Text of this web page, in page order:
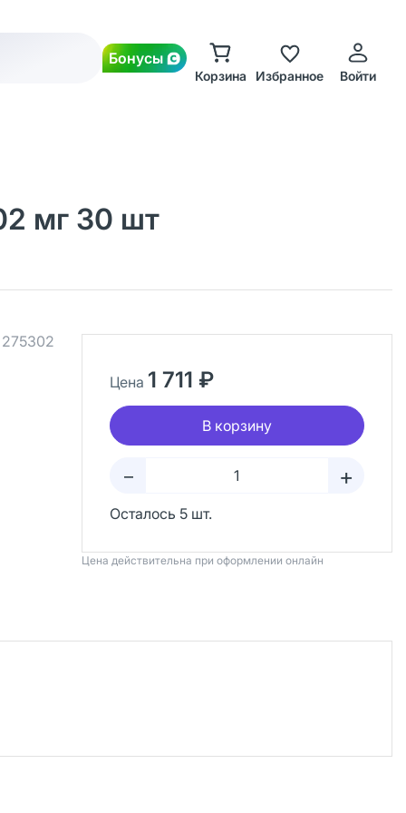
Бонусы
Корзина Избранное Войти
мг 30 шт
275302
Цена 1 711 ₽
В корзину
– +
Осталось 5 шт.
Цена действительна при оформлении онлайн